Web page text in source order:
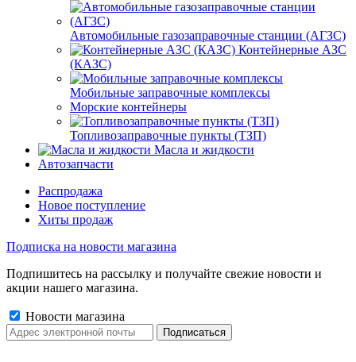
Автомобильные газозаправочные станции (АГЗС)
Контейнерные АЗС
(КАЗС)
Мобильные заправочные комплексы
Морские контейнеры
Топливозаправочные пункты (ТЗП)
Масла и жидкости
Автозапчасти
Распродажа
Новое поступление
Хиты продаж
Подписка на новости магазина
Подпишитесь на рассылку и получайте свежие новости и
акции нашего магазина.
Новости магазина